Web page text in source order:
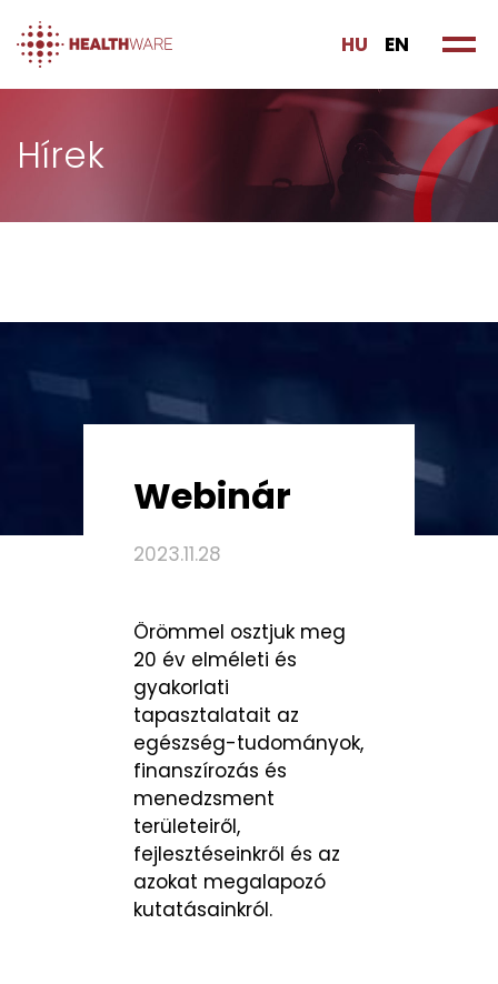
HU EN
Hírek
Webinár
2023.11.28
Örömmel osztjuk meg
20 év elméleti és
gyakorlati
tapasztalatait az
egészség-tudományok,
finanszírozás és
menedzsment
területeiről,
fejlesztéseinkről és az
azokat megalapozó
kutatásainkról.